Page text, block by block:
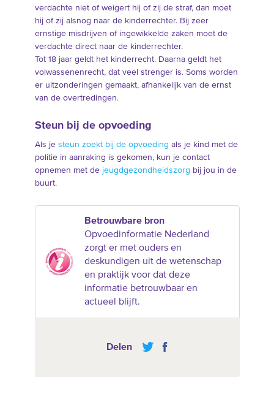
verdachte niet of weigert hij of zij de straf, dan moet
hij of zij alsnog naar de kinderrechter. Bij zeer
ernstige misdrijven of ingewikkelde zaken moet de
verdachte direct naar de kinderrechter.
Tot 18 jaar geldt het kinderrecht. Daarna geldt het
volwassenenrecht, dat veel strenger is. Soms worden
er uitzonderingen gemaakt, afhankelijk van de ernst
van de overtredingen.
Steun bij de opvoeding
Als je steun zoekt bij de opvoeding als je kind met de
politie in aanraking is gekomen, kun je contact
opnemen met de jeugdgezondheidszorg bij jou in de
buurt.
Betrouwbare bron
Opvoedinformatie Nederland
zorgt er met ouders en
deskundigen uit de wetenschap
en praktijk voor dat deze
informatie betrouwbaar en
actueel blijft.
Delen